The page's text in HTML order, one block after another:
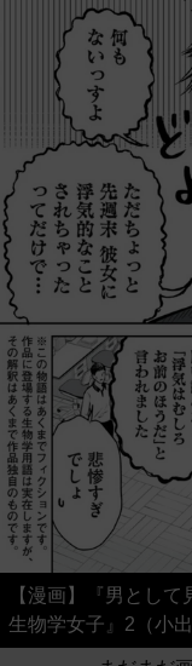
【漫画】『男とし
生物学女子』2（小